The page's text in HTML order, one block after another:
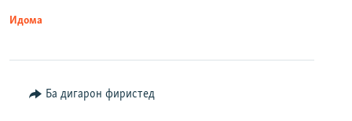
Идома
Ба дигарон фиристед